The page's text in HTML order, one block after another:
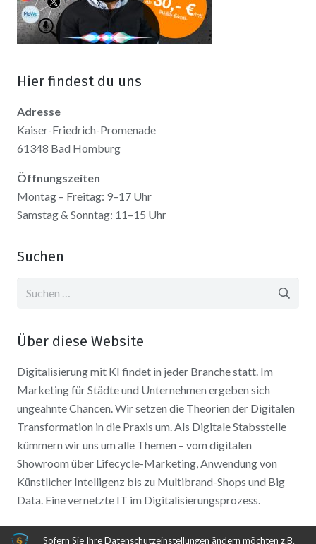
Hier findest du uns
Adresse
Kaiser-Friedrich-Promenade
61348 Bad Homburg
Öffnungszeiten
Montag – Freitag: 9–17 Uhr
Samstag & Sonntag: 11–15 Uhr
Suchen
Über diese Website
Digitalisierung mit KI findet in jeder Branche statt. Im
Marketing für Städte und Unternehmen ergeben sich
ungeahnte Chancen. Wir setzen die Theorien der Digitalen
Transformation in die Praxis um. Als Digitale Stabsstelle
kümmern wir uns um alle Themen – vom digitalen
Showroom über Lifecycle-Marketing, Anwendung von
Künstlicher Intelligenz bis zu Multibrand-Shops und Big
Data. Eine vernetzte IT im Digitalisierungsprozess.
Sofern Sie Ihre Datenschutzeinstellungen ändern möchten z.B.